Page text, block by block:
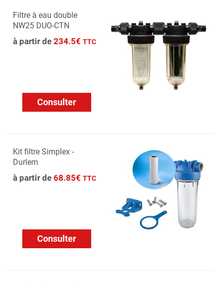
Filtre à eau double
NW25 DUO-CTN
à partir de 234.5€ TTC
Consulter
Kit filtre Simplex -
Durlem
à partir de 68.85€ TTC
Consulter